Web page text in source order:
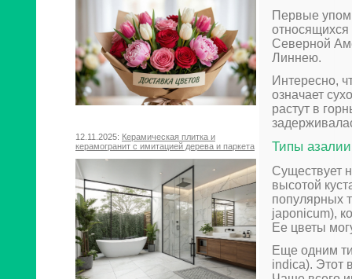
12.11.2025: Керамическая плитка и
керамогранит с имитацией дерева и паркета
Первые
относящихся
Северной
Линнею.
Интересно,
означает
растут в
Типы азалии
Существует
высотой
популярных
japonicum),
Ее цветы
Еще одним
indica). Этот